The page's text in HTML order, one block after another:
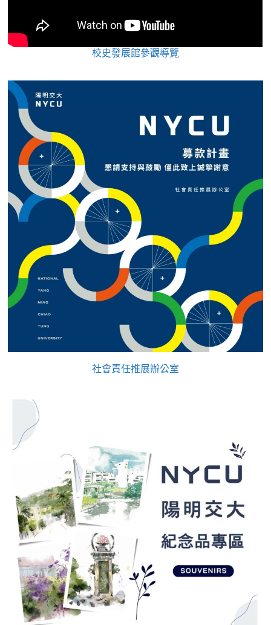
校史發展館參觀導覽
社會責任推展辦公室